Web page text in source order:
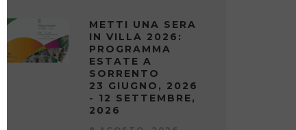
METTI UNA SERA
IN VILLA 2026:
PROGRAMMA
ESTATE A
SORRENTO
23 GIUGNO, 2026
- 12 SETTEMBRE,
2026